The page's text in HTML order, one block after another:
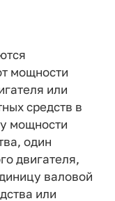
мощности
или
средств в
мощности
один
двигателя,
валовой
или